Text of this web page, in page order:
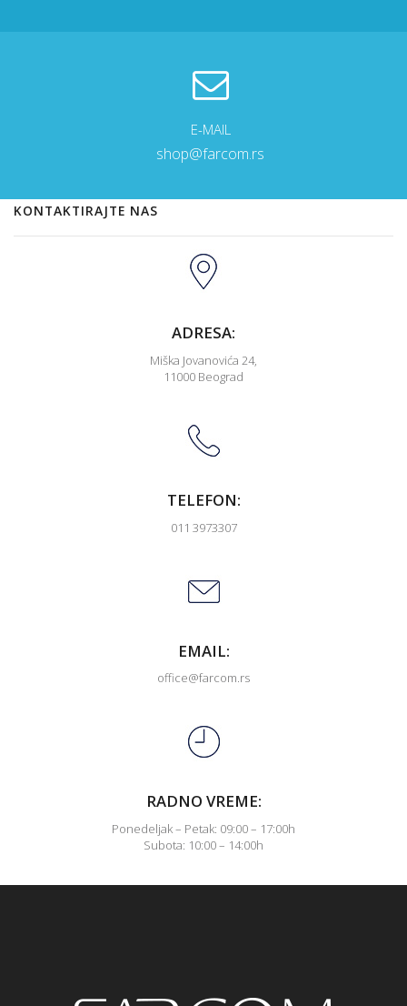
E-MAIL
shop@farcom.rs
KONTAKTIRAJTE NAS
ADRESA:
Miška Jovanovića 24,
11000 Beograd
TELEFON:
011 3973307
EMAIL:
office@farcom.rs
RADNO VREME:
Ponedeljak – Petak: 09:00 – 17:00h
Subota: 10:00 – 14:00h